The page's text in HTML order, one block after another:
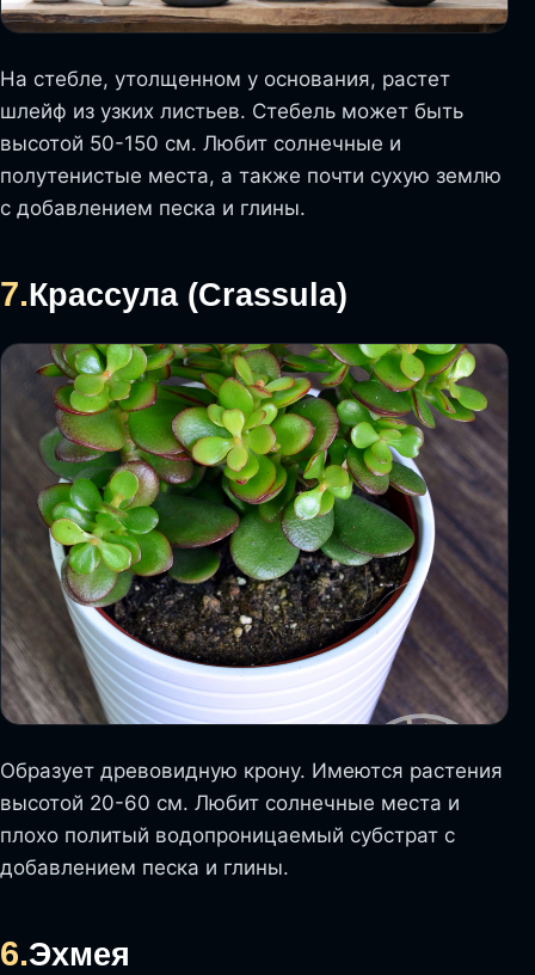
На стебле, утолщенном у основания, растет
шлейф из узких листьев. Стебель может быть
высотой 50-150 см. Любит солнечные и
полутенистые места, а также почти сухую землю
с добавлением песка и глины.
7.Крассула (Crassula)
Образует древовидную крону. Имеются растения
высотой 20-60 см. Любит солнечные места и
плохо политый водопроницаемый субстрат с
добавлением песка и глины.
6.Эхмея